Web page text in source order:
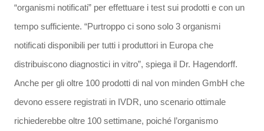
“organismi notificati” per effettuare i test sui prodotti e con un
tempo sufficiente. “Purtroppo ci sono solo 3 organismi
notificati disponibili per tutti i produttori in Europa che
distribuiscono diagnostici in vitro”, spiega il Dr. Hagendorff.
Anche per gli oltre 100 prodotti di nal von minden GmbH che
devono essere registrati in IVDR, uno scenario ottimale
richiederebbe oltre 100 settimane, poiché l’organismo